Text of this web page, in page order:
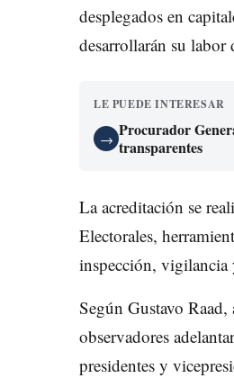
desplegados en
desarrollarán su labor
LE PUEDE INTERESAR
→ Procurador
transparentes
La acreditación se
Electorales,
inspección, vigilancia
Según Gustavo
observadores
presidentes y